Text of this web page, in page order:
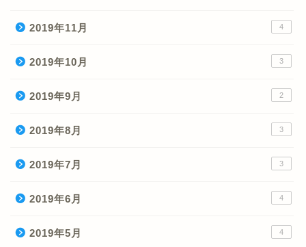
2019年11月 4
2019年10月 3
2019年9月 2
2019年8月 3
2019年7月 3
2019年6月 4
2019年5月 4